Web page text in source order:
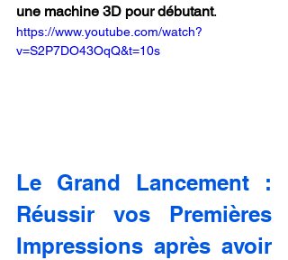
une machine 3D pour débutant.
https://www.youtube.com/watch?
v=S2P7DO43OqQ&t=10s
Le Grand Lancement :
Réussir vos Premières
Impressions après avoir